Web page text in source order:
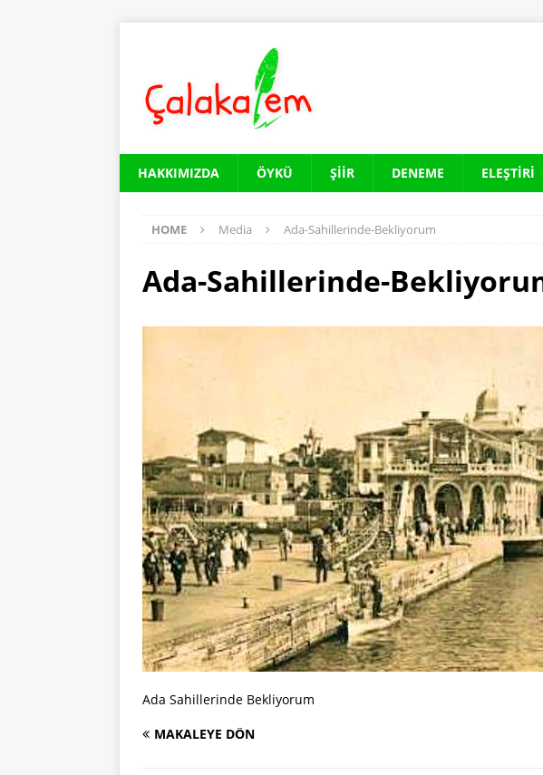
HAKKIMIZDA ÖYKÜ ŞIIR DENEME ELEŞTIRI
HOME Media Ada-Sahillerinde-Bekliyorum
Ada-Sahillerinde-
Ada Sahillerinde Bekliyorum
MAKALEYE DÖN